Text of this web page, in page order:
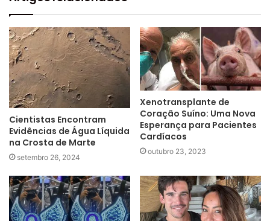
Cientistas Encontram
Evidências de Água Líquida
na Crosta de Marte
setembro 26, 2024
Xenotransplante de
Coração Suíno: Uma Nova
Esperança para Pacientes
Cardíacos
outubro 23, 2023